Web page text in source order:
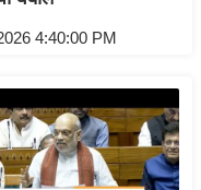
4:40:00 PM